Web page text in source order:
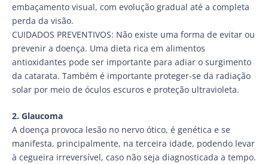
embaçamento visual, com evolução gradual até a completa
perda da visão.
CUIDADOS PREVENTIVOS: Não existe uma forma de evitar ou
prevenir a doença. Uma dieta rica em alimentos
antioxidantes pode ser importante para adiar o surgimento
da catarata. Também é importante proteger-se da radiação
solar por meio de óculos escuros e proteção ultravioleta.
2. Glaucoma
A doença provoca lesão no nervo ótico, é genética e se
manifesta, principalmente, na terceira idade, podendo levar
à cegueira irreversível, caso não seja diagnosticada a tempo.